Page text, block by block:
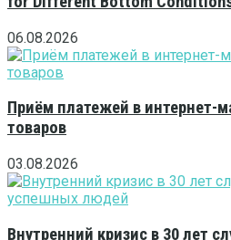
06.08.2026
Приём платежей в интернет-
товаров
03.08.2026
Внутренний кризис в 30 лет